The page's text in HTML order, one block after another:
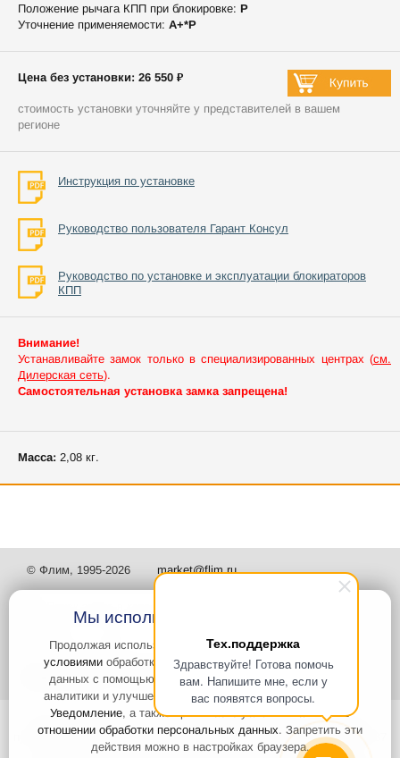
Тех.поддержка
Здравствуйте! Готова помочь
вам. Напишите мне, если у
вас появятся вопросы.
Положение рычага КПП при блокировке: P
Уточнение применяемости: А+*P
Цена без установки: 26 550 ₽
стоимость установки уточняйте у представителей в вашем
регионе
Инструкция по установке
Руководство пользователя Гарант Консул
Руководство по установке и эксплуатации блокираторов
КПП
Внимание!
Устанавливайте замок только в специализированных центрах (см.
Дилерская сеть).
Самостоятельная установка замка запрещена!
Масса: 2,08 кг.
© Флим, 1995-2026 market@flim.ru
Задать вопрос Контакты
Интернет-сайт носит информационный характер и не является
публичной офертой, которая определяется положениями статьи 437
Гражданского кодекса РФ. Информация о характеристиках и
Мы используем файлы Cookies
Продолжая использовать наш сайт, высоглашаетесь с
условиями обработки cookie-файлов и пользовательских
данных с помощью Яндекс.Метрика, необходимых для
аналитики и улучшения качества работы сайта и сервиса
Уведомление, а также принимаете условияПолитики в
отношении обработки персональных данных. Запретить эти
действия можно в настройках браузера.